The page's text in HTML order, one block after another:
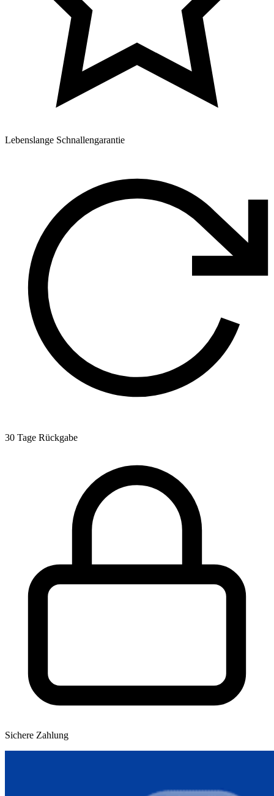
Lebenslange Schnallengarantie
30 Tage Rückgabe
Sichere Zahlung